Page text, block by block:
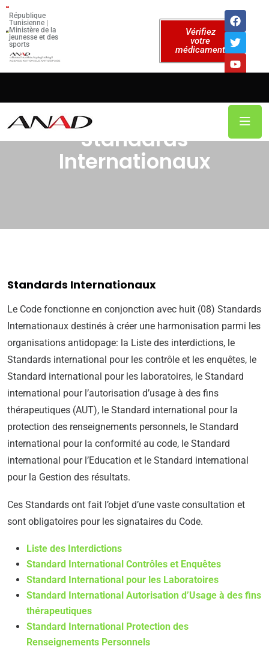
République
Tunisienne |
Ministère de la
jeunesse et des
sports
Vérifiez
votre
médicament
Standards
Internationaux
Standards Internationaux
Le Code fonctionne en conjonction avec huit (08) Standards
Internationaux destinés à créer une harmonisation parmi les
organisations antidopage: la Liste des interdictions, le
Standards international pour les contrôle et les enquêtes, le
Standard international pour les laboratoires, le Standard
international pour l’autorisation d’usage à des fins
thérapeutiques (AUT), le Standard international pour la
protection des renseignements personnels, le Standard
international pour la conformité au code, le Standard
international pour l’Education et le Standard international
pour la Gestion des résultats.
Ces Standards ont fait l’objet d’une vaste consultation et
sont obligatoires pour les signataires du Code.
Liste des Interdictions
Standard International Contrôles et Enquêtes
Standard International pour les Laboratoires
Standard International Autorisation d’Usage à des fins
thérapeutiques
Standard International Protection des
Renseignements Personnels